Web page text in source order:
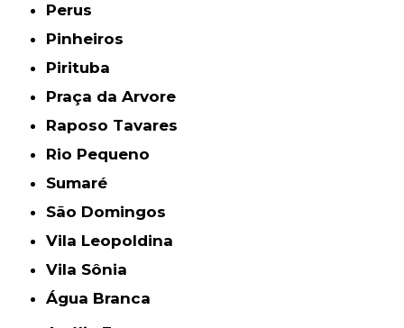
Perus
Pinheiros
Pirituba
Praça da Arvore
Raposo Tavares
Rio Pequeno
Sumaré
São Domingos
Vila Leopoldina
Vila Sônia
Água Branca